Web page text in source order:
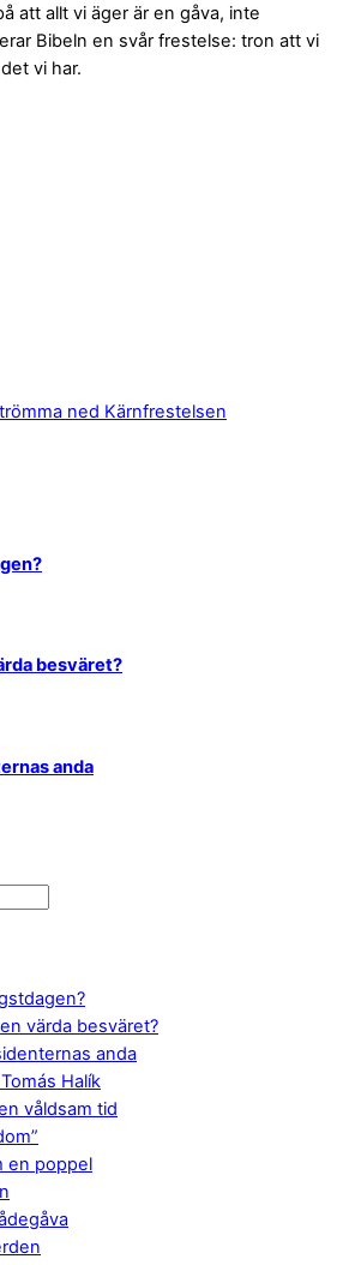
att allt vi äger är en gåva, inte
Bibeln en svår frestelse: tron att vi
vi har.
ned Kärnfrestelsen
besväret?
anda
värda besväret?
anda
Halík
våldsam tid
en poppel